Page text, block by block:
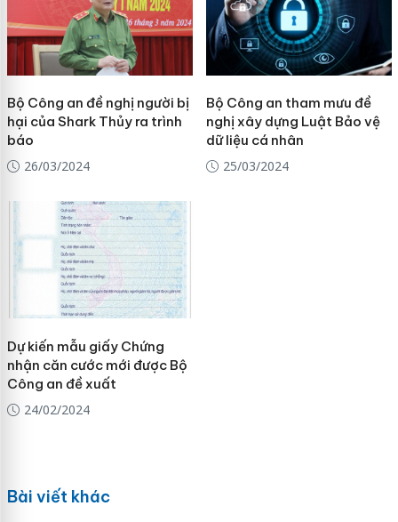
Bộ Công an đề nghị người bị
hại của Shark Thủy ra trình
báo
26/03/2024
Bộ Công an tham mưu đề
nghị xây dựng Luật Bảo vệ
dữ liệu cá nhân
25/03/2024
Dự kiến mẫu giấy Chứng
nhận căn cước mới được Bộ
Công an đề xuất
24/02/2024
Bài viết khác